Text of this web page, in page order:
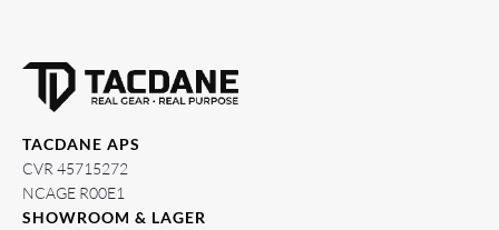
TACDANE APS
CVR 45715272
NCAGE R00E1
SHOWROOM & LAGER